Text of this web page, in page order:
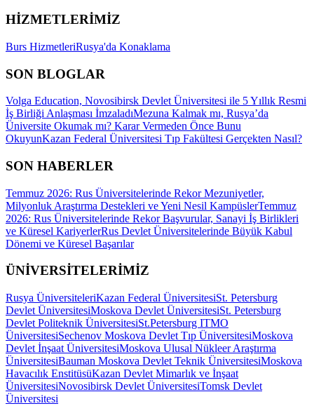
HİZMETLERİMİZ
Burs HizmetleriRusya'da Konaklama
SON BLOGLAR
Volga Education, Novosibirsk Devlet Üniversitesi ile 5 Yıllık Resmi
İş Birliği Anlaşması İmzaladıMezuna Kalmak mı, Rusya’da
Üniversite Okumak mı? Karar Vermeden Önce Bunu
OkuyunKazan Federal Üniversitesi Tıp Fakültesi Gerçekten Nasıl?
SON HABERLER
Temmuz 2026: Rus Üniversitelerinde Rekor Mezuniyetler,
Milyonluk Araştırma Destekleri ve Yeni Nesil KampüslerTemmuz
2026: Rus Üniversitelerinde Rekor Başvurular, Sanayi İş Birlikleri
ve Küresel KariyerlerRus Devlet Üniversitelerinde Büyük Kabul
Dönemi ve Küresel Başarılar
ÜNİVERSİTELERİMİZ
Rusya ÜniversiteleriKazan Federal ÜniversitesiSt. Petersburg
Devlet ÜniversitesiMoskova Devlet ÜniversitesiSt. Petersburg
Devlet Politeknik ÜniversitesiSt.Petersburg ITMO
ÜniversitesiSechenov Moskova Devlet Tıp ÜniversitesiMoskova
Devlet İnşaat ÜniversitesiMoskova Ulusal Nükleer Araştırma
ÜniversitesiBauman Moskova Devlet Teknik ÜniversitesiMoskova
Havacılık EnstitüsüKazan Devlet Mimarlık ve İnşaat
ÜniversitesiNovosibirsk Devlet ÜniversitesiTomsk Devlet
Üniversitesi